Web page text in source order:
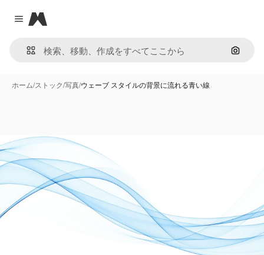
Close menu
Magnific
画像で
ホーム/ストック/写真/ウェーブ スタイルの背景に流れる青い線